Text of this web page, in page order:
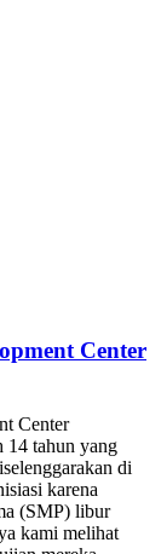
Center
Center
14 tahun yang
di
karena
(SMP) libur
kami melihat